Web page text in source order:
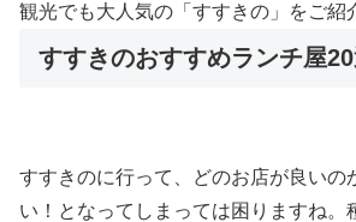
観光でも大人気の「すすきの」をご紹
すすきのおすすめランチ屋
すすきのに行って、どのお店が良いの
い！となってしまっては困りますね。